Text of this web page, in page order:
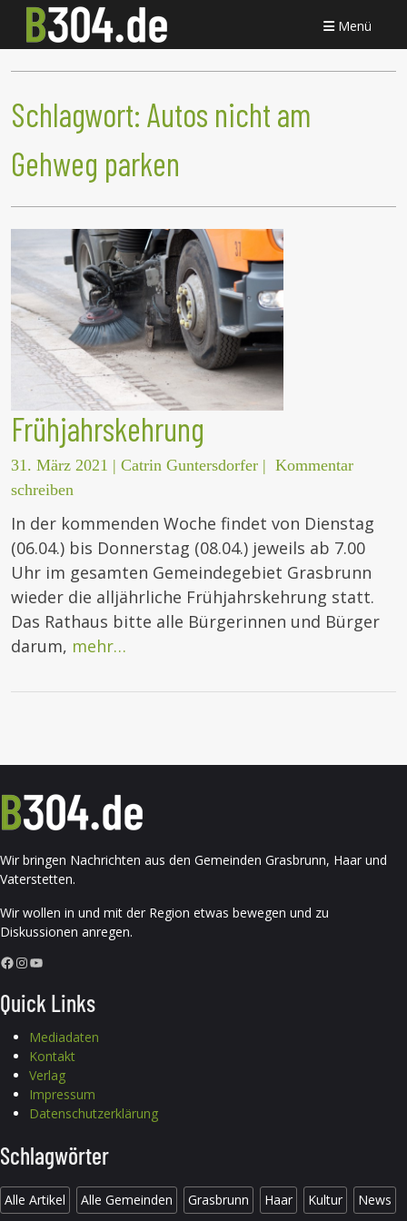
Menü
Schlagwort: Autos nicht am
Gehweg parken
Frühjahrskehrung
31. März 2021 | Catrin Guntersdorfer | Kommentar
schreiben
In der kommenden Woche findet von Dienstag
(06.04.) bis Donnerstag (08.04.) jeweils ab 7.00
Uhr im gesamten Gemeindegebiet Grasbrunn
wieder die alljährliche Frühjahrskehrung statt.
Das Rathaus bitte alle Bürgerinnen und Bürger
darum, mehr…
Wir bringen Nachrichten aus den Gemeinden Grasbrunn, Haar und
Vaterstetten.
Wir wollen in und mit der Region etwas bewegen und zu
Diskussionen anregen.
Facebook InstagramYouTube
Quick Links
Mediadaten
Kontakt
Verlag
Impressum
Datenschutzerklärung
Schlagwörter
Alle Artikel Alle Gemeinden Grasbrunn Haar Kultur News